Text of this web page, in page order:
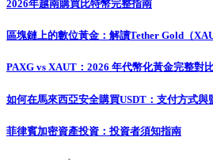
2026年越南購買比特幣完整指南
區塊鏈上的數位黃金：解讀Tether Gold（
PAXG vs XAUT：2026 年代幣化黃金完整對
如何在馬來西亞安全購買USDT：支付方式與
菲律賓加密資產投資：投資者須知指南